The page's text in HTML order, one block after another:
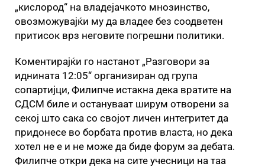
„кислород“ на владејачкото мнозинство,
овозможувајќи му да владее без соодветен
притисок врз неговите погрешни политики.
Коментирајќи го настанот „Разговори за
иднината 12:05“ организиран од група
сопартијци, Филипче истакна дека вратите на
СДСМ биле и остануваат ширум отворени за
секој што сака со својот личен интегритет да
придонесе во борбата против власта, но дека
хотел не е и не може да биде форум за дебата.
Филипче откри дека на сите учесници на таа